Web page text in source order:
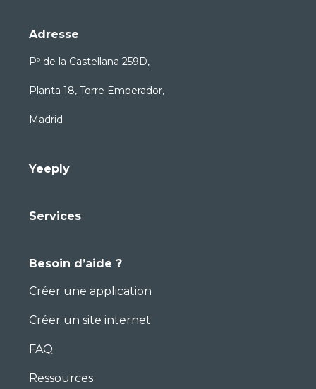
Adresse
Pº de la Castellana 259D,
Planta 18, Torre Emperador,
Madrid
Yeeply
Services
Besoin d’aide ?
Créer une application
Créer un site internet
FAQ
Ressources